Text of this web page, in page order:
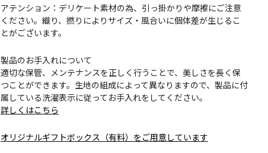
アテンション：デリケート素材の為、引っ掛かりや摩擦にご注意
ください。織り、撚りによりサイズ・風合いに個体差が生じるこ
とがございます。
製品のお手入れについて
適切な保管、メンテナンスを正しく行うことで、美しさを長く保
つことができます。生地の組成によって異なりますので、製品に付
属している洗濯表示に従ってお手入れをしてください。
詳しくはこちら
オリジナルギフトボックス（有料）をご用意しています